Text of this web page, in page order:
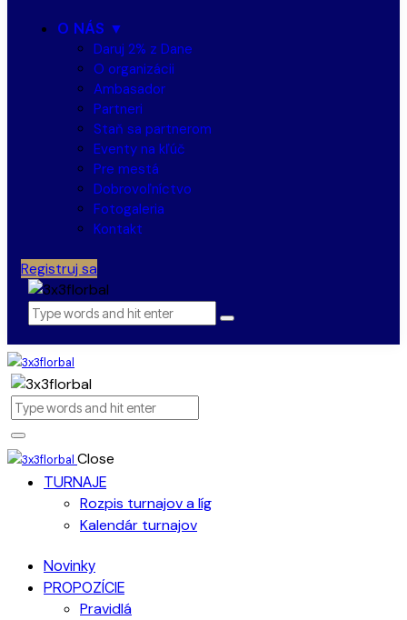
O NÁS ▼
Daruj 2% z Dane
O organizácii
Ambasador
Partneri
Staň sa partnerom
Eventy na kľúč
Pre mestá
Dobrovoľníctvo
Fotogaleria
Kontakt
Registruj sa
Close
TURNAJE
Rozpis turnajov a líg
Kalendár turnajov
Novinky
PROPOZÍCIE
Pravidlá